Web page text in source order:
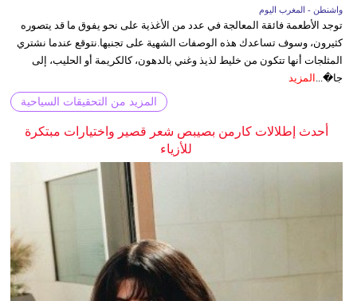
واشنطن - المغرب اليوم
توجد الأطعمة فائقة المعالجة في عدد من الأغذية على نحو يفوق ما قد يتصوره
كثيرون، وسوف تساعدك هذه الوصفات الشهية على تجنبها.نتوقع عندما نشتري
المثلجات أنها تتكون من خليط لذيذ وغني بالدهون، كالكريمة أو الحليب، إلى
جا�... المزيد
المزيد من التحقيقات السياحية
أحدث إطلالات كارمن بصيبص شعر قصير واختيارات مبتكرة
للأزياء